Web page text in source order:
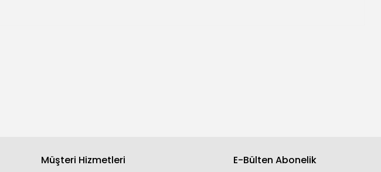
Müşteri Hizmetleri E-Bülten Abonelik